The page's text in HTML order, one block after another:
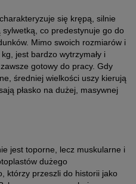
się krępą, silnie
co predestynuje go do
Mimo swoich rozmiarów i
jest bardzo wytrzymały i
gotowy do pracy. Gdy
średniej wielkości uszy kierują
płasko na dużej, masywnej
jest toporne, lecz muskularne i
dużego
którzy przeszli do historii jako